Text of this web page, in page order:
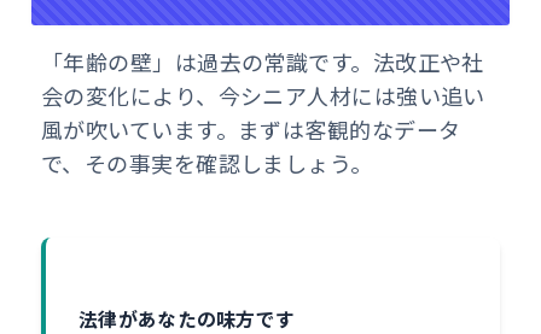
「年齢の壁」は過去の常識です。法改正や社
会の変化により、今シニア人材には強い追い
風が吹いています。まずは客観的なデータ
で、その事実を確認しましょう。
法律があなたの味方です